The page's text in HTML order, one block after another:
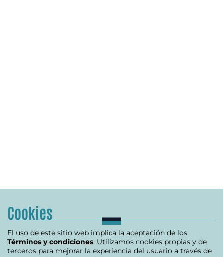
Cookies
El uso de este sitio web implica la aceptación de los
Términos y condiciones. Utilizamos cookies propias y de
terceros para mejorar la experiencia del usuario a través de